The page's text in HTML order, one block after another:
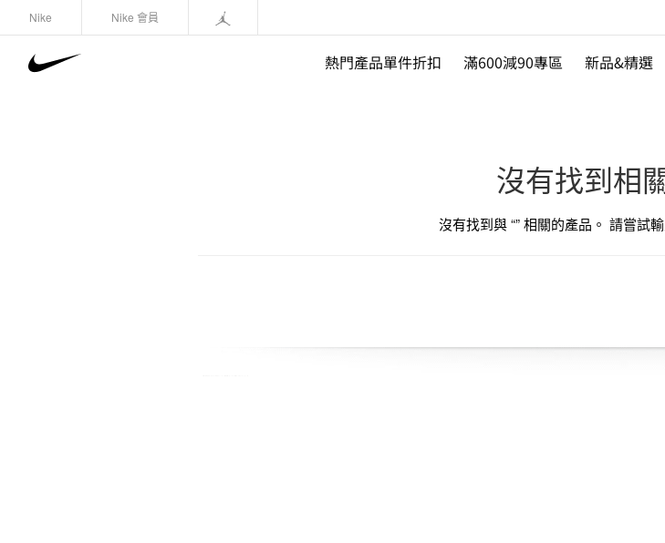
Nike Nike 會員
熱門產品單件折扣 滿600減90專區 新品&精選
沒有找到相
沒有找到與 “” 相關的產品。 請嘗試